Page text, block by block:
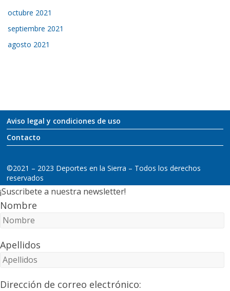
octubre 2021
septiembre 2021
agosto 2021
Aviso legal y condiciones de uso
Contacto
©2021 – 2023 Deportes en la Sierra – Todos los derechos
reservados
¡Suscribete a nuestra newsletter!
Nombre
Apellidos
Dirección de correo electrónico: